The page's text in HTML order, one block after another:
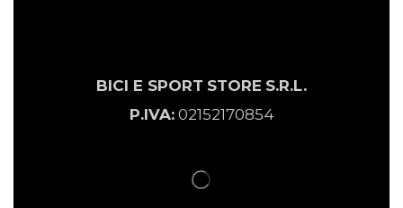
BICI E SPORT STORE S.R.L.
P.IVA:02152170854